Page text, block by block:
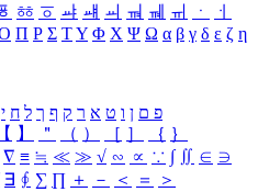
ㆄ ㆅ ㆆ ㆇ ㆈ ㆉ ㆊ ㆋ ㆌ ㆍ
ㆎ
Π Ρ Σ ΤΥ Φ Χ Ψ Ω α β γ δ ε ζ η
פ ם ן ו ט א ר ק ף ך ל ח י
【 】 ＂ （ ） ［ ］ ｛ ｝
∇ ≡ ≒ ≪ ≫ √ ∽ ∝ ∵ ∫ ∬ ∈ ∋
∃ ∮ ∑ ∏ ＋ － ＜ ＝
＞